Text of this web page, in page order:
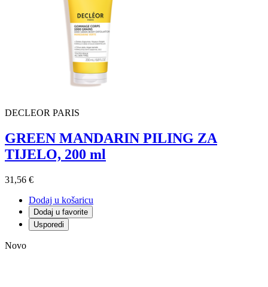
DECLEOR PARIS
GREEN MANDARIN PILING ZA
TIJELO, 200 ml
31,56 €
Dodaj u košaricu
Dodaj u favorite
Usporedi
Novo